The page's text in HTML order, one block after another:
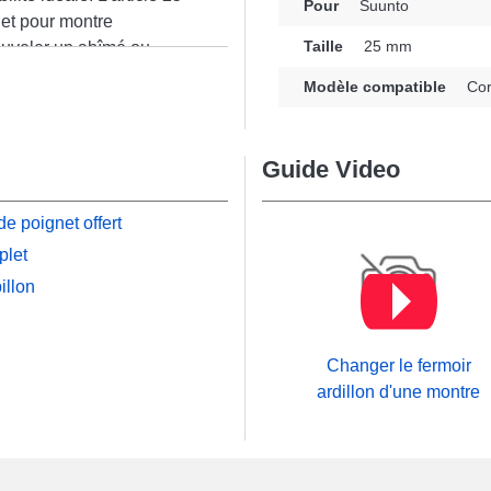
pour montre
un abîmé ou
rehausse
et polyvalence pour
davantage de la
le format particulier
et
Pour Suunto
Taille 25 mm
Modèle compatible
poignet offert
Guide Video
Changer le fermoir
ardillon d'une montre